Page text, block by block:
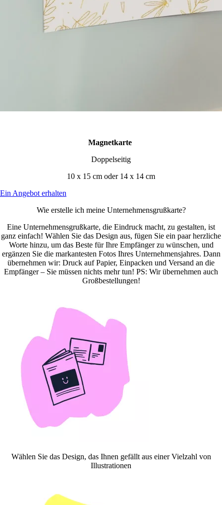
Magnetkarte
Doppelseitig
10 x 15 cm oder 14 x 14 cm
Ein Angebot erhalten
Wie erstelle ich meine Unternehmensgrußkarte?
Eine Unternehmensgrußkarte, die Eindruck macht, zu gestalten, ist
ganz einfach! Wählen Sie das Design aus, fügen Sie ein paar herzliche
Worte hinzu, um das Beste für Ihre Empfänger zu wünschen, und
ergänzen Sie die markantesten Fotos Ihres Unternehmensjahres. Dann
übernehmen wir: Druck auf Papier, Einpacken und Versand an die
Empfänger – Sie müssen nichts mehr tun! PS: Wir übernehmen auch
Großbestellungen!
Wählen Sie das Design, das Ihnen gefällt aus einer Vielzahl von
Illustrationen